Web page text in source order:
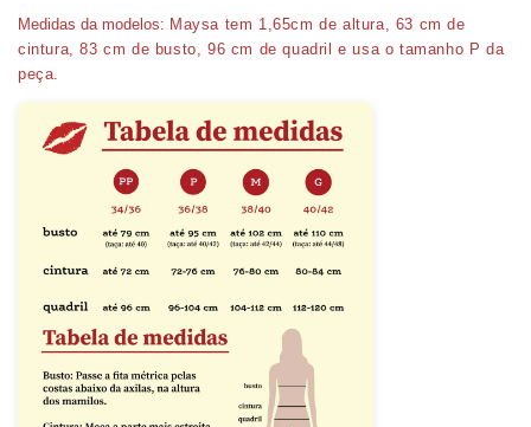
Medidas da modelos: Maysa tem 1,65cm de altura, 63 cm de
cintura, 83 cm de busto, 96 cm de quadril e usa o tamanho P da
peça.